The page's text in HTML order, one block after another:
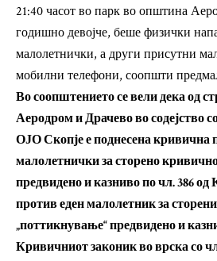
21:40 часот во парк во општина
годишно девојче, беше физички
малолетнички, а други присутни
мобилни телефони, соопшти
Во соопштението се вели дека од
Аеродром и Драчево во содејство
ОЈО Скопје е поднесена кривична
малолетнички за сторено
предвидено и казниво по чл. 386
против еден малолетник за
„поттикнување“ предвидено и
Кривичниот законик во врска со